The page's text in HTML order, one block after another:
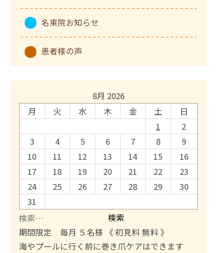
名東院お知らせ
患者様の声
8月 2026
月
火 水 木 金 土
日
1
2
3
4 5 6 7 8
9
10
11 12 13 14 15
16
17
18 19 20 21 22
23
24
25 26 27 28 29
30
31
検
索
:
期間限定 毎月 ５名様 《 初見料 無料 》
海やプールに行く前に巻き爪ケアはできます